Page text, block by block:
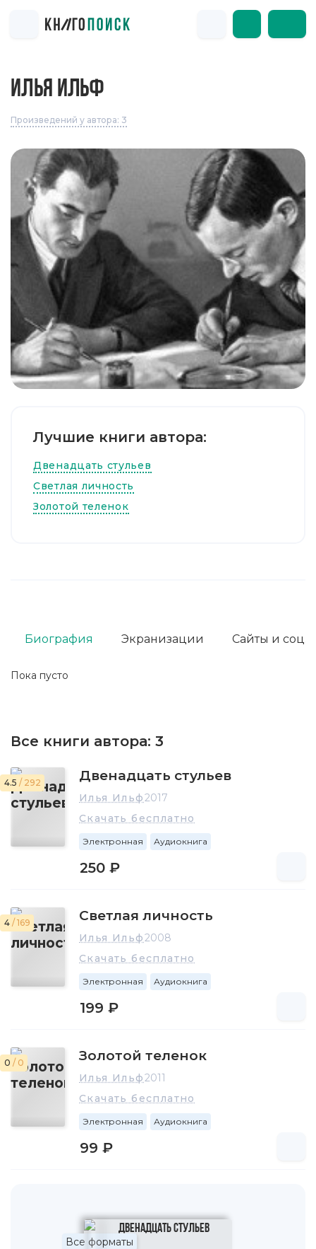
ИЛЬЯ ИЛЬФ
Произведений у автора: 3
Лучшие книги автора:
Двенадцать стульев
Светлая личность
Золотой теленок
Пока пусто
Биография Экранизации Сайты и соц.
Все книги автора: 3
4.5 / 292 Двенадцать стульев
Илья Ильф2017
Скачать бесплатно
Электронная Аудиокнига
250 ₽
4 / 169 Светлая личность
Илья Ильф2008
Скачать бесплатно
Электронная Аудиокнига
199 ₽
0 / 0 Золотой теленок
Илья Ильф2011
Скачать бесплатно
Электронная Аудиокнига
99 ₽
Все форматы